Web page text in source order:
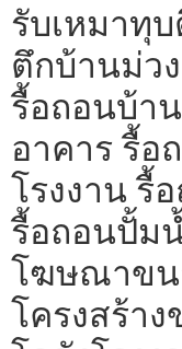
รับเหมาทุ
ตึกบ้านม่ว
รื้อถอนบ้า
อาคาร รื้อ
โรงงาน รื้
รื้อถอนปั้ม
โฆษณาขน
โครงสร้า